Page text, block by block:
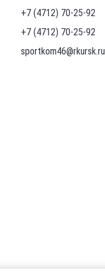
+7 (4712) 70-25-92
+7 (4712) 70-25-92
sportkom46@rkursk.ru